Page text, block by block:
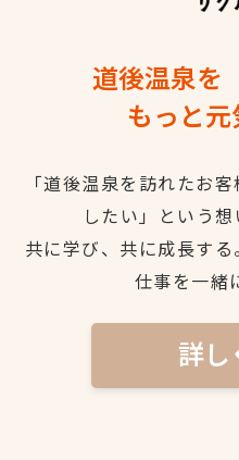
道後温泉を
もっと
「道後温泉を訪れたお
したい」という
共に学び、共に成長す
仕事を一緒
詳し